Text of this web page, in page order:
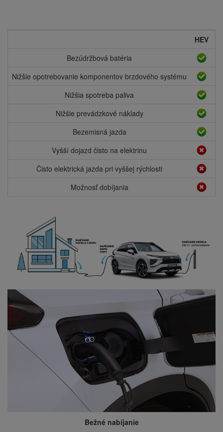
HEV
Bezúdržbová batéria
Nižšie opotrebovanie komponentov brzdového systému
Nižšia spotreba paliva
Nižšie prevádzkové náklady
Bezemisná jazda
Vyšší dojazd čisto na elektrinu
Čisto elektrická jazda pri vyššej rýchlosti
Možnosť dobíjania
Bežné nabíjanie